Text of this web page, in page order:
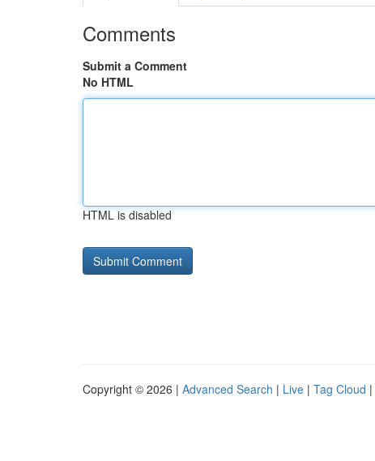
Comments
Submit a Comment
No HTML
HTML is disabled
Copyright © 2026 | Advanced Search | Live | Tag Cloud |